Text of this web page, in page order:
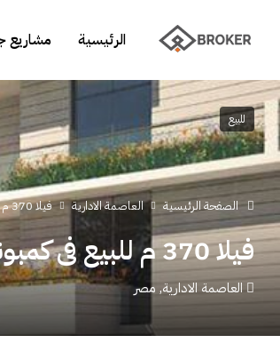
الرئيسية مشاريع
للبيع
الصفحة الرئيسية العاصمة الادارية فيلا 370 م للبيع فى كمبوند دي جويا 2 العاصمة الادارية
فيلا 370 م للبيع فى كمبوند دي جويا 2 العاصمة الادارية
العاصمة الادارية, مصر